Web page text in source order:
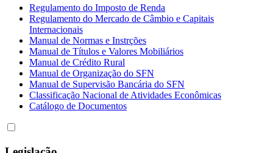
Regulamento do Imposto de Renda
Regulamento do Mercado de Câmbio e Capitais
Internacionais
Manual de Normas e Instrções
Manual de Títulos e Valores Mobiliários
Manual de Crédito Rural
Manual de Organização do SFN
Manual de Supervisão Bancária do SFN
Classificação Nacional de Atividades Econômicas
Catálogo de Documentos